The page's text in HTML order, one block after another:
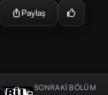
Paylaş
SONRAKİ BÖLÜM